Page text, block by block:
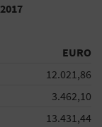
EURO
12.021,86
3.462,10
13.431,44